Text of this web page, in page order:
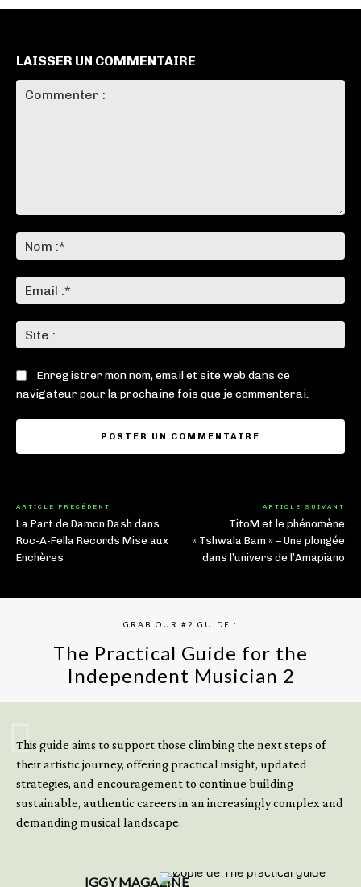
LAISSER UN COMMENTAIRE
:*
:*
:
Enregistrer mon nom, email et site web dans ce
navigateur pour la prochaine fois que je commenterai.
ARTICLE PRÉCÉDENT
La Part de Damon Dash dans
Roc-A-Fella Records Mise aux
Enchères
ARTICLE SUIVANT
TitoM et le phénomène
« Tshwala Bam » – Une plongée
dans l’univers de l’Amapiano
GRAB OUR #2 GUIDE :
The Practical Guide for the
Independent Musician 2
This guide aims to support those climbing the next steps of
their artistic journey, offering practical insight, updated
strategies, and encouragement to continue building
sustainable, authentic careers in an increasingly complex and
demanding musical landscape.
IGGY MAGAZINE